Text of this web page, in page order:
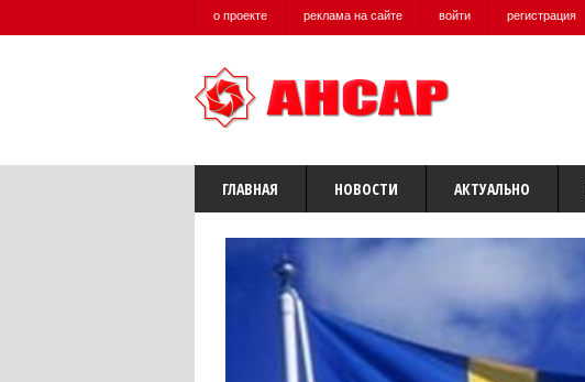
о проекте реклама на сайте войти регистрация
ГЛАВНАЯ НОВОСТИ АКТУАЛЬНО